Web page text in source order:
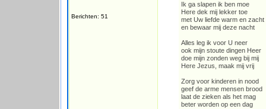
Berichten: 51
Ik ga slapen ik ben moe
Here dek mij lekker toe
met Uw liefde warm en zacht
en bewaar mij deze nacht
Alles leg ik voor U neer
ook mijn stoute dingen Heer
doe mijn zonden weg bij mij
Here Jezus, maak mij vrij
Zorg voor kinderen in nood
geef de arme mensen brood
laat de zieken als het mag
beter worden op een dag